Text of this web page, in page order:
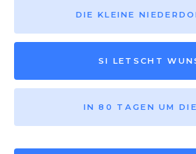
DIE KLEINE
SI LETSCHT
IN 80 TAGEN UM